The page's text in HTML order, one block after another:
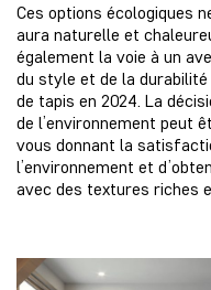
Ces options écologiques
aura naturelle et
également la voie à un
du style et de la
de tapis en 2024. La
de l’environnement peut
vous donnant la
l’environnement et
avec des textures riches